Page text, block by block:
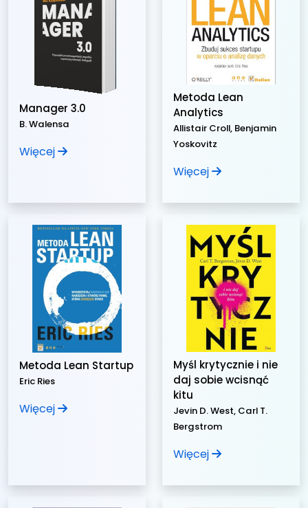
Manager 3.0
B. Walensa
Więcej
Metoda Lean
Analytics
Allistair Croll, Benjamin
Yoskovitz
Więcej
Metoda Lean Startup
Eric Ries
Więcej
Myśl krytycznie i nie
daj sobie wcisnąć
kitu
Jevin D. West, Carl T.
Bergstrom
Więcej